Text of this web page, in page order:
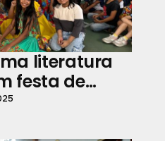
literatura
festa de